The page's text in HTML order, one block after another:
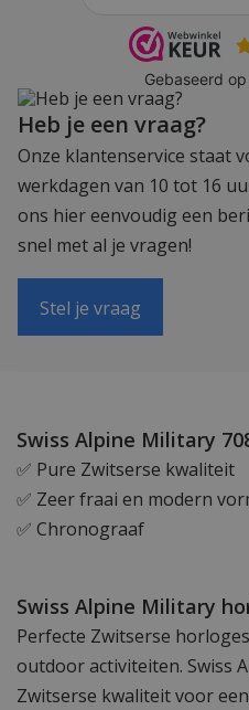
Heb je een vraag?
Onze klantenservice staat
werkdagen van 10 tot 16
ons hier eenvoudig een
snel met al je vragen!
Stel je vraag
Swiss Alpine Military
✅ Pure Zwitserse kwaliteit
✅ Zeer fraai en modern
✅ Chronograaf
Swiss Alpine Military
Perfecte Zwitserse
outdoor activiteiten. Swiss
Zwitserse kwaliteit voor